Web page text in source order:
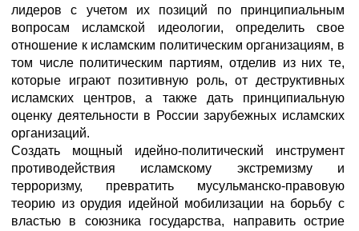
лидеров с учетом их позиций по принципиальным
вопросам исламской идеологии, определить свое
отношение к исламским политическим организациям, в
том числе политическим партиям, отделив из них те,
которые играют позитивную роль, от деструктивных
исламских центров, а также дать принципиальную
оценку деятельности в России зарубежных исламских
организаций.
Создать мощный идейно-политический инструмент
противодействия исламскому экстремизму и
терроризму, превратить мусульманско-правовую
теорию из орудия идейной мобилизации на борьбу с
властью в союзника государства, направить острие